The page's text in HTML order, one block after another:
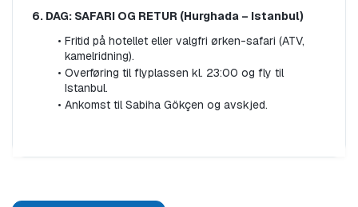
6. DAG: SAFARI OG RETUR (Hurghada – Istanbul)
Fritid på hotellet eller valgfri ørken-safari (ATV,
kamelridning).
Overføring til flyplassen kl. 23:00 og fly til
Istanbul.
Ankomst til Sabiha Gökçen og avskjed.